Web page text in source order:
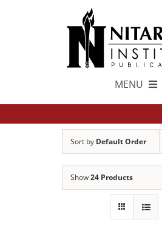
MENU
Sort by Default Order
Show24 Products